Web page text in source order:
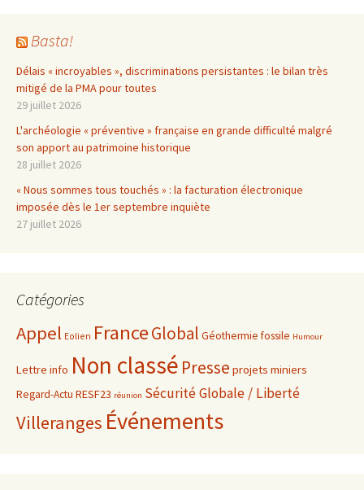
Basta!
Délais « incroyables », discriminations persistantes : le bilan très
mitigé de la PMA pour toutes
29 juillet 2026
L'archéologie « préventive » française en grande difficulté malgré
son apport au patrimoine historique
28 juillet 2026
« Nous sommes tous touchés » : la facturation électronique
imposée dès le 1er septembre inquiète
27 juillet 2026
Catégories
Appel Eolien FranceGlobal Géothermie fossile Humour
Lettre info Non classé Presse projets miniers
Regard-Actu RESF23 réunion Sécurité Globale / Liberté
Villeranges Événements